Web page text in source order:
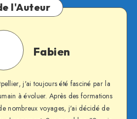
l'Auteur
Fabien
Fabien
j'ai toujours été fasciné par la
à évoluer. Après des formations
nombreux voyages, j'ai décidé de